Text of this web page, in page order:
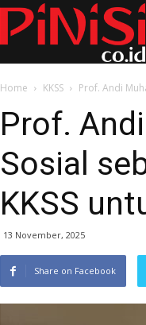
Home KKSS Prof. Andi
Prof.
Sosial
KKSS
13 November, 2025
Share on Facebook